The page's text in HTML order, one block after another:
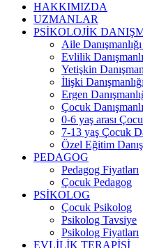
HAKKIMIZDA
UZMANLAR
PSİKOLOJİK
Aile
Evlilik
Yetişkin
İlişki
Ergen
Çocuk
0-6 yaş arası
7-13 yaş Çocuk
Özel Eğitim
PEDAGOG
Pedagog Fiyatları
Çocuk Pedagog
PSİKOLOG
Çocuk Psikolog
Psikolog Tavsiye
Psikolog Fiyatları
EVLİLİK TERAPİSİ